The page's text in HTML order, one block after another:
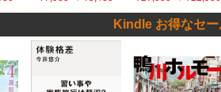
Kindle お得なセー